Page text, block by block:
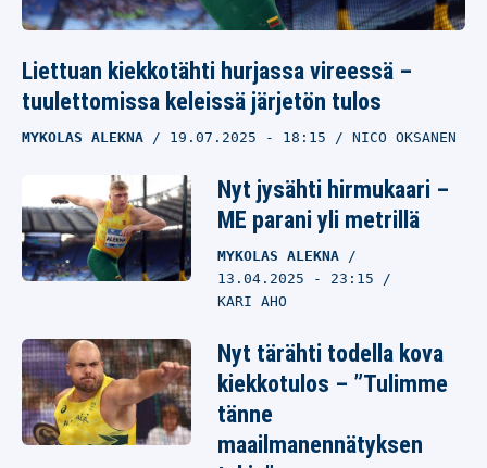
Liettuan kiekkotähti hurjassa vireessä –
tuulettomissa keleissä järjetön tulos
MYKOLAS ALEKNA 19.07.2025 - 18:15 NICO OKSANEN
Nyt jysähti hirmukaari –
ME parani yli metrillä
MYKOLAS ALEKNA
13.04.2025 - 23:15
KARI AHO
Nyt tärähti todella kova
kiekkotulos – ”Tulimme
tänne
maailmanennätyksen